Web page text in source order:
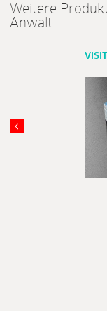
Weitere
Anwalt